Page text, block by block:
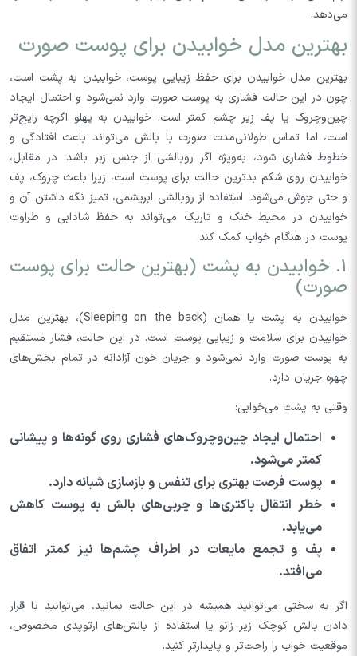
می‌دهد.
بهترین مدل خوابیدن برای پوست صورت
بهترین مدل خوابیدن برای حفظ زیبایی پوست، خوابیدن به پشت است،
چون در این حالت فشاری به پوست صورت وارد نمی‌شود و احتمال ایجاد
چین‌وچروک یا پف زیر چشم کمتر است. خوابیدن به پهلو اگرچه رایج‌تر
است، اما تماس طولانی‌مدت صورت با بالش می‌تواند باعث افتادگی و
خطوط فشاری شود، به‌ویژه اگر روبالشی از جنس زبر باشد. در مقابل،
خوابیدن روی شکم بدترین حالت برای پوست است، زیرا باعث چروک، پف
و حتی جوش می‌شود. استفاده از روبالشی ابریشمی، تمیز نگه داشتن آن و
خوابیدن در محیط خنک و تاریک می‌تواند به حفظ شادابی و طراوت
پوست در هنگام خواب کمک کند.
۱. خوابیدن به پشت (بهترین حالت برای پوست
صورت)
خوابیدن به پشت یا همان (Sleeping on the back)، بهترین مدل
خوابیدن برای سلامت و زیبایی پوست است. در این حالت، فشار مستقیم
به پوست صورت وارد نمی‌شود و جریان خون آزادانه در تمام بخش‌های
چهره جریان دارد.
وقتی به پشت می‌خوابی:
احتمال ایجاد چین‌وچروک‌های فشاری روی گونه‌ها و پیشانی
کمتر می‌شود.
پوست فرصت بهتری برای تنفس و بازسازی شبانه دارد.
خطر انتقال باکتری‌ها و چربی‌های بالش به پوست کاهش
می‌یابد.
پف و تجمع مایعات در اطراف چشم‌ها نیز کمتر اتفاق
می‌افتد.
اگر به سختی می‌توانید همیشه در این حالت بمانید، می‌توانید با قرار
دادن بالش کوچک زیر زانو یا استفاده از بالش‌های ارتوپدی مخصوص،
موقعیت خواب‌ را راحت‌تر و پایدارتر کنید.